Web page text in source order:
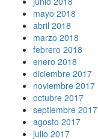
mayo 2018
abril 2018
marzo 2018
febrero 2018
enero 2018
diciembre 2017
noviembre 2017
octubre 2017
septiembre 2017
agosto 2017
julio 2017